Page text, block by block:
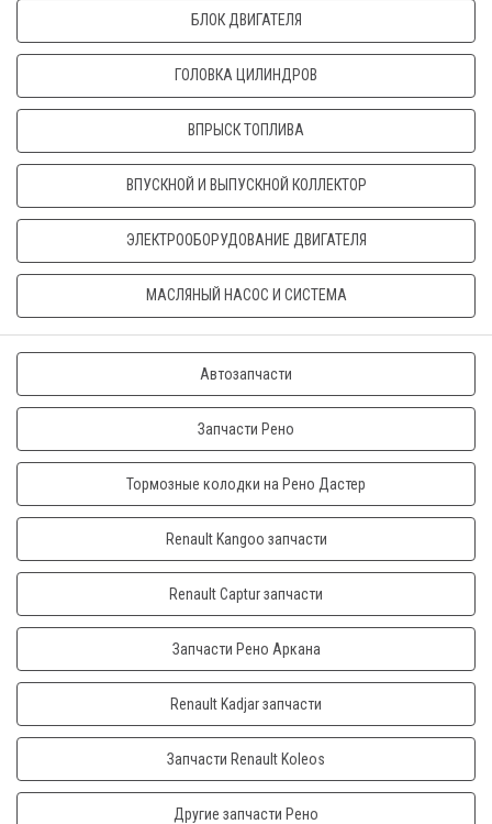
БЛОК ДВИГАТЕЛЯ
ГОЛОВКА ЦИЛИНДРОВ
ВПРЫСК ТОПЛИВА
ВПУСКНОЙ И ВЫПУСКНОЙ КОЛЛЕКТОР
ЭЛЕКТРООБОРУДОВАНИЕ ДВИГАТЕЛЯ
МАСЛЯНЫЙ НАСОС И СИСТЕМА
Автозапчасти
Запчасти Рено
Тормозные колодки на Рено Дастер
Renault Kangoo запчасти
Renault Captur запчасти
Запчасти Рено Аркана
Renault Kadjar запчасти
Запчасти Renault Koleos
Другие запчасти Рено